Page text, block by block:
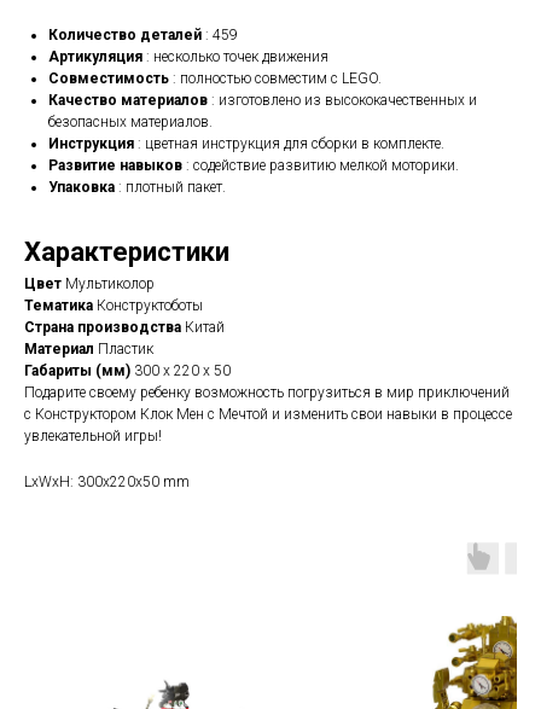
Количество деталей : 459
Артикуляция : несколько точек движения
Совместимость : полностью совместим с LEGO.
Качество материалов : изготовлено из высококачественных и
безопасных материалов.
Инструкция : цветная инструкция для сборки в комплекте.
Развитие навыков : содействие развитию мелкой моторики.
Упаковка : плотный пакет.
Характеристики
Цвет Мультиколор
Тематика Конструктоботы
Страна производства Китай
Материал Пластик
Габариты (мм) 300 х 220 х 50
Подарите своему ребенку возможность погрузиться в мир приключений
с Конструктором Клок Мен с Мечтой и изменить свои навыки в процессе
увлекательной игры!
LxWxH: 300x220x50 mm